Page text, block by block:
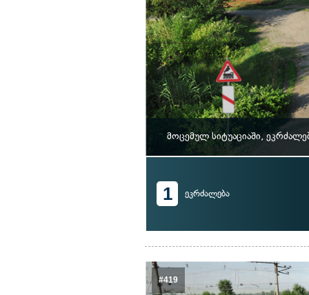
მოცემულ სიტუაციაში,
1 ეკრძალება
#419